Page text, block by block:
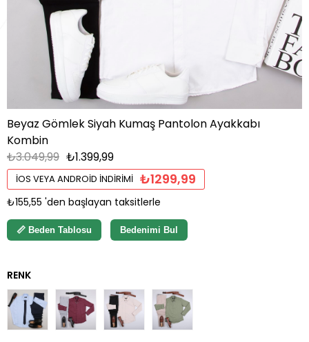
Beyaz Gömlek Siyah Kumaş Pantolon Ayakkabı
Kombin
₺3.049,99 ₺1.399,99
İOS VEYA ANDROID İNDIRIMI ₺1299,99
₺155,55 'den başlayan taksitlerle
📏 Beden Tablosu Bedenimi Bul